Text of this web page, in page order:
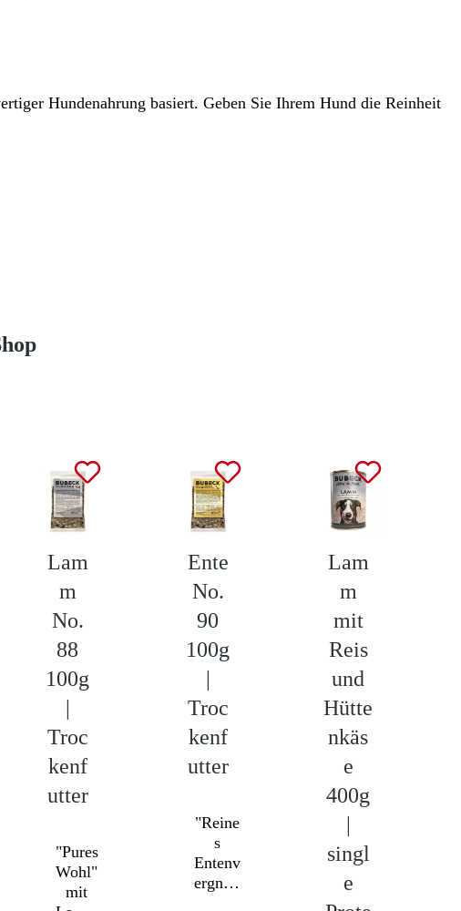
Hundenahrung basiert. Geben Sie Ihrem Hund die Reinheit
Lam
m
No.
88
100g
|
Troc
kenf
utter
"Pures
Wohl"
mit
Ente
No.
90
100g
|
Troc
kenf
utter
"Reine
s
Entenv
ergnüg
Lam
m
mit
Reis
und
Hütte
nkäs
e
400g
|
singl
e